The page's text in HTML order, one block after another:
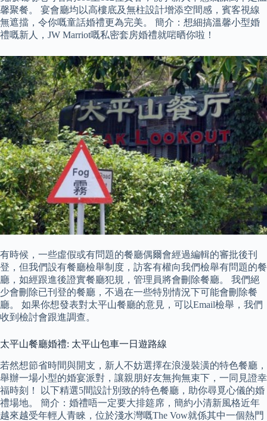
馨聚餐。 宴會廳均以高樓底及無柱設計增添空間感，賓客視線
無遮擋，令你嘅童話婚禮更為完美。 簡介：想細搞溫馨小型婚
禮嘅新人，JW Marriot嘅私密套房婚禮就啱晒你啦！
有時候，一些虛假或有問題的餐廳偶爾會經過編輯的審批後刊
登，但我們設有餐廳檢舉制度，訪客有權向我們檢舉有問題的餐
廳，如經跟進後證實餐廳犯規，管理員將會刪除餐廳。 我們絕
少會刪除已刊登的餐廳，不過在一些特別情況下可能會刪除餐
廳。 如果你想發表對太平山餐廳的意見，可以Email檢舉，我們
收到檢討會跟進調查。
太平山餐廳婚禮: 太平山包車一日遊路線
若然想節省時間與開支，新人不妨選擇在浪漫裝潢的特色餐廳，
舉辦一場小型的婚宴派對，讓親朋好友無拘無束下，一同見證幸
福時刻！ 以下精選5間設計別致的特色餐廳，助你尋覓心儀的婚
禮場地。 簡介：婚禮唔一定要大排筵席，簡約小清新風格近年
越來越受年輕人青睞，位於淺水灣嘅The Vow就係其中一個熱門